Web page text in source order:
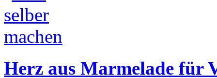
Herz aus Marmelade für